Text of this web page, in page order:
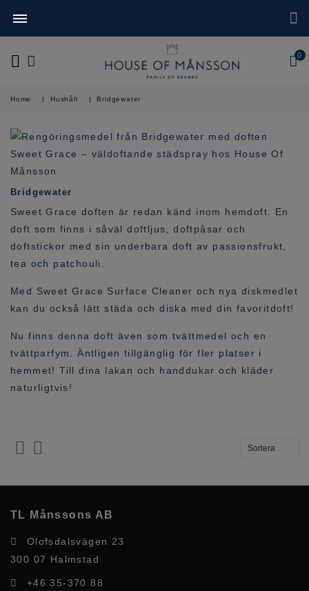
0
Home | Hushåll | Bridgewater
Bridgewater
Sweet Grace doften är redan känd inom hemdoft. En
doft som finns i såväl doftljus, doftpåsar och
doftstickor med sin underbara doft av passionsfrukt,
tea och patchouli.
Med Sweet Grace Surface Cleaner och nya diskmedlet
kan du också lätt städa och diska med din favoritdoft!
Nu finns denna doft även som tvättmedel och en
tvättparfym. Äntligen tillgänglig för fler platser i
hemmet! Till dina lakan och handdukar och kläder
naturligtvis!
TL Månssons AB
Olofsdalsvägen 23
300 07 Halmstad
+46 35-370 88